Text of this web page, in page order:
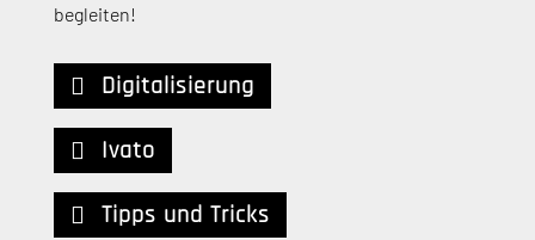
begleiten!
Digitalisierung
Ivato
Tipps und Tricks